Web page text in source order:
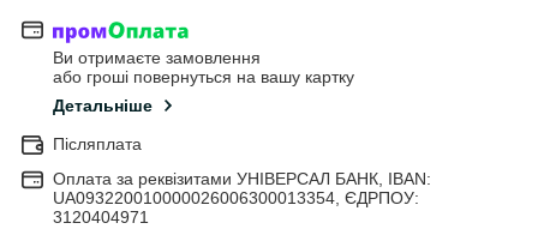
Ви отримаєте замовлення
або гроші повернуться на вашу картку
Детальніше
Післяплата
Оплата за реквізитами УНІВЕРСАЛ БАНК, IBAN:
UA093220010000026006300013354, ЄДРПОУ:
3120404971